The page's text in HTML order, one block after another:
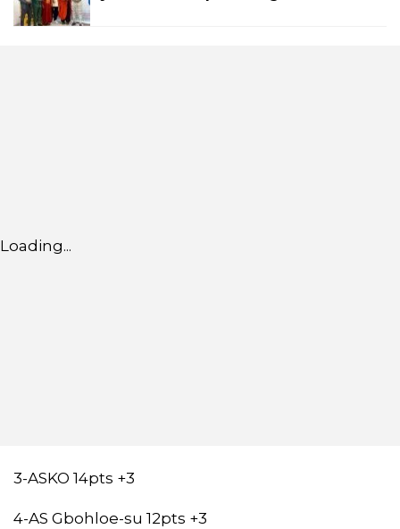
Loading...
3-ASKO 14pts +3
4-AS Gbohloe-su 12pts +3